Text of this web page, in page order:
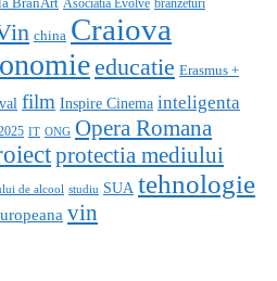
Asociatia Evolve branzeturi
china Craiova
educatie Erasmus +
film Inspire Cinema inteligenta
IT ONG Opera Romana
protectia mediului
de alcool studiu SUA tehnologie
vin